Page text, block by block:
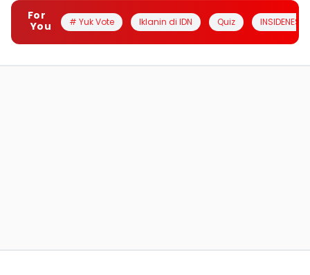
For
You
# Yuk Vote Iklanin di IDN Quiz INSIDENESIA